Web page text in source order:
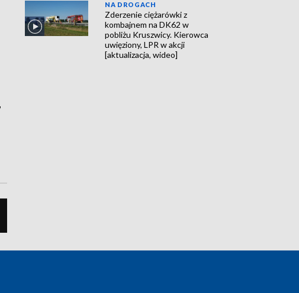
NA DROGACH
Zderzenie ciężarówki z
kombajnem na DK62 w
pobliżu Kruszwicy. Kierowca
uwięziony, LPR w akcji
[aktualizacja, wideo]